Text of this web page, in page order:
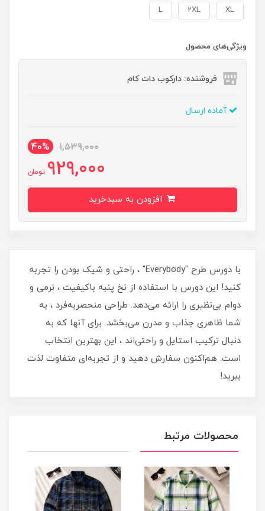
XL
2XL
L
ویژگی‌های محصول
فروشنده: دارکوب دات کام
آماده ارسال
1,539,000
40%
929,000 تومان
با دورس طرح "Everybody" ، راحتی و شیک بودن را تجربه
کنید! این دورس با استفاده از نخ پنبه باکیفیت ، نرمی و
دوام بی‌نظیری را ارائه می‌دهد. طراحی منحصربه‌فرد ، به
شما ظاهری جذاب و مدرن می‌بخشد. برای آنها که به
دنبال ترکیب استایل و راحتی‌اند ، این بهترین انتخاب
است. هم‌اکنون سفارش دهید و از تجربه‌ای متفاوت لذت
ببرید!
محصولات مرتبط